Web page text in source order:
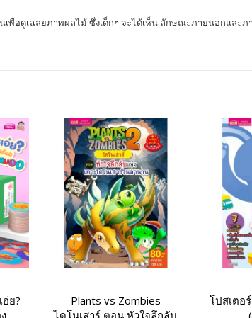
พื่อดูเฉลยภาพผลไม้ ซึ่งเด็กๆ จะได้เห็น ลักษณะภายนอกและภ
ย?
Plants vs Zombies
ไดโนเสาร์ ตอน หัวใจลึกลับ
โปสเตอ